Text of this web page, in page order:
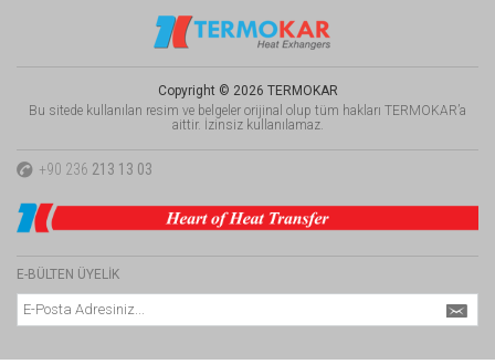
Copyright © 2026 TERMOKAR
Bu sitede kullanılan resim ve belgeler orijinal olup tüm hakları TERMOKAR’a
aittir. İzinsiz kullanılamaz.
+90 236 213 13 03
E-BÜLTEN ÜYELİK